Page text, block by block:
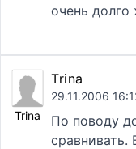
очень долго
Trina
Trina
29.11.2006
По поводу
сравнивать.